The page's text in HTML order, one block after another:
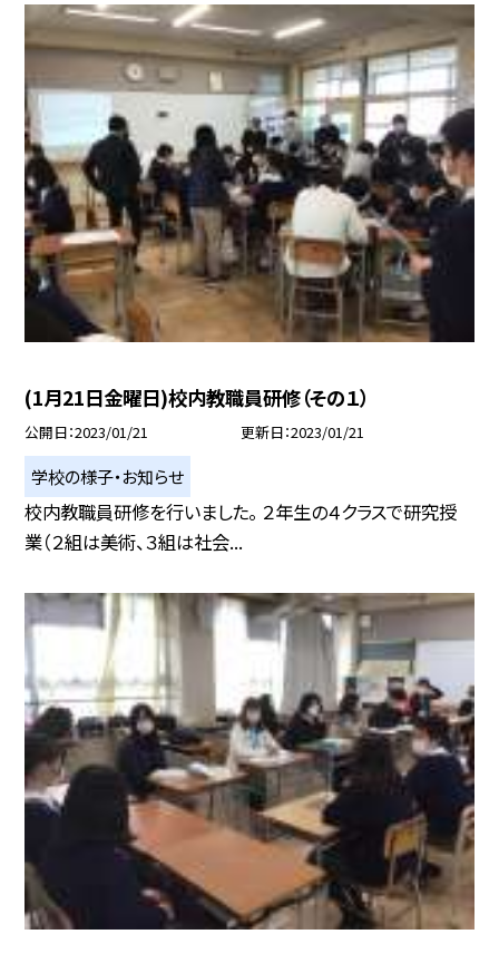
(1月21日金曜日)校内教職員研修（その１）
公開日 2023/01/21 更新日 2023/01/21
学校の様子・お知らせ
校内教職員研修を行いました。 ２年生の４クラスで研究授
業（２組は美術、３組は社会...